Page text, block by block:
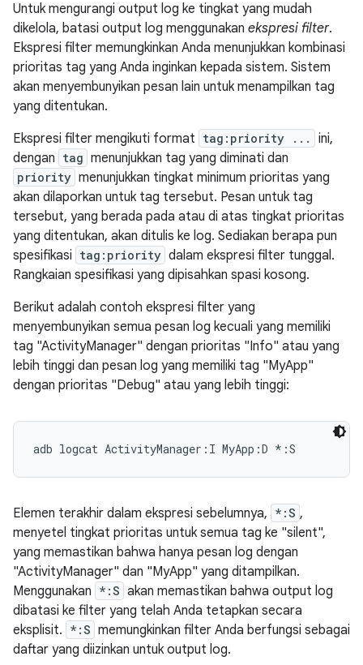
Untuk mengurangi output log ke tingkat yang mudah
dikelola, batasi output log menggunakan ekspresi filter.
Ekspresi filter memungkinkan Anda menunjukkan kombinasi
prioritas tag yang Anda inginkan kepada sistem. Sistem
akan menyembunyikan pesan lain untuk menampilkan tag
yang ditentukan.
Ekspresi filter mengikuti format tag:priority ...
ini,
dengan tag menunjukkan tag yang diminati dan
priority menunjukkan tingkat minimum prioritas yang
akan dilaporkan untuk tag tersebut. Pesan untuk tag
tersebut, yang berada pada atau di atas tingkat prioritas
yang ditentukan, akan ditulis ke log. Sediakan berapa pun
spesifikasi tag:priority dalam ekspresi filter tunggal.
Rangkaian spesifikasi yang dipisahkan spasi kosong.
Berikut adalah contoh ekspresi filter yang
menyembunyikan semua pesan log kecuali yang memiliki
tag "ActivityManager" dengan prioritas "Info" atau yang
lebih tinggi dan pesan log yang memiliki tag "MyApp"
dengan prioritas "Debug" atau yang lebih tinggi:
Elemen terakhir dalam ekspresi sebelumnya, *:S ,
menyetel tingkat prioritas untuk semua tag ke "silent",
yang memastikan bahwa hanya pesan log dengan
"ActivityManager" dan "MyApp" yang ditampilkan.
Menggunakan *:S akan memastikan bahwa output log
dibatasi ke filter yang telah Anda tetapkan secara
eksplisit. *:S memungkinkan filter Anda berfungsi sebagai
daftar yang diizinkan untuk output log.